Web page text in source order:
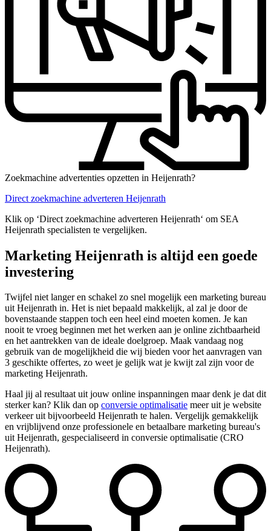
Zoekmachine advertenties opzetten in Heijenrath?
Direct zoekmachine adverteren Heijenrath
Klik op ‘Direct zoekmachine adverteren Heijenrath‘ om SEA
Heijenrath specialisten te vergelijken.
Marketing Heijenrath is altijd een goede
investering
Twijfel niet langer en schakel zo snel mogelijk een marketing bureau
uit Heijenrath in. Het is niet bepaald makkelijk, al zal je door de
bovenstaande stappen toch een heel eind moeten komen. Je kan
nooit te vroeg beginnen met het werken aan je online zichtbaarheid
en het aantrekken van de ideale doelgroep. Maak vandaag nog
gebruik van de mogelijkheid die wij bieden voor het aanvragen van
3 geschikte offertes, zo weet je gelijk wat je kwijt zal zijn voor de
marketing Heijenrath.
Haal jij al resultaat uit jouw online inspanningen maar denk je dat dit
sterker kan? Klik dan op conversie optimalisatie meer uit je website
verkeer uit bijvoorbeeld Heijenrath te halen. Vergelijk gemakkelijk
en vrijblijvend onze professionele en betaalbare marketing bureau's
uit Heijenrath, gespecialiseerd in conversie optimalisatie (CRO
Heijenrath).